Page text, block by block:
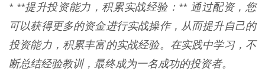
* **提升投资能力，积累实战经验：** 通过配资，您
可以获得更多的资金进行实战操作，从而提升自己的
投资能力，积累丰富的实战经验。在实践中学习，不
断总结经验教训，最终成为一名成功的投资者。